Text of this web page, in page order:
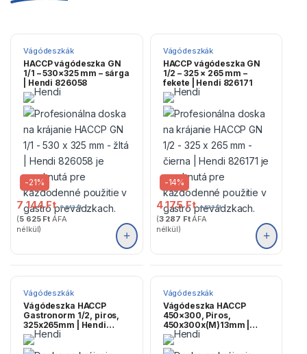
Vágódeszkák
HACCP vágódeszka GN
1/1 – 530×325 mm – sárga
| Hendi 826058
-21%
7 144Ft 9 043Ft
(5 625 Ft ÁFA
nélkül)
Vágódeszkák
HACCP vágódeszka GN
1/2 – 325 × 265 mm –
fekete | Hendi 826171
-14%
4 175Ft 4 830Ft
(3 287 FtÁFA
nélkül)
Vágódeszkák
Vágódeszka HACCP
Gastronorm 1/2, piros,
325x265mm | Hendi
826119
Vágódeszkák
Vágódeszka HACCP
450×300, Piros,
450x300x(M)13mm |
Hendi 825525